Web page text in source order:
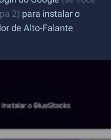
2) para instalar o
de Alto-Falante